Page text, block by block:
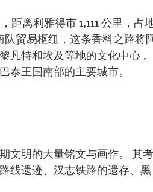
距离利雅得市 1,111 公里，占
队贸易枢纽，这条香料之路将
凡特和埃及等地的文化中心 。
泰王国南部的主要城市。
文明的大量铭文与画作。 其考
线遗迹、汉志铁路的遗存、黑